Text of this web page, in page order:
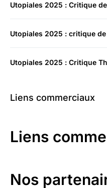
Utopiales 2025 : Critique
Utopiales 2025 : critique
Utopiales 2025 : Critique
Liens commerciaux
Liens
Nos